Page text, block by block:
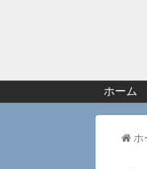
ホーム
ホ